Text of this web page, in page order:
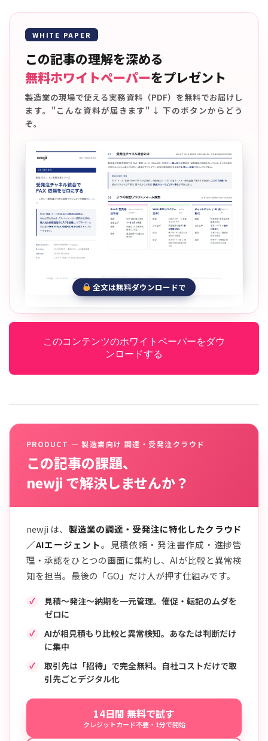
WHITE PAPER
この記事の理解を深める
無料ホワイトペーパーをプレゼント
製造業の現場で使える実務資料（PDF）を無料でお届けし
ます。"こんな資料が届きます" ↓ 下のボタンからどう
ぞ。
全文は無料ダウンロードで
このコンテンツのホワイトペーパーをダウ
ンロードする
PRODUCT — 製造業向け 調達・受発注クラウド
この記事の課題、
newji で解決しませんか？
newji は、 製造業の調達・受発注に特化したクラウド
／AIエージェント。見積依頼・発注書作成・進捗管
理・承認をひとつの画面に集約し、AIが比較と異常検
知を担当。最後の「GO」だけ人が押す仕組みです。
見積〜発注〜納期を一元管理。催促・転記のムダを
ゼロに
AIが相見積もり比較と異常検知。あなたは判断だけ
に集中
取引先は「招待」で完全無料。自社コストだけで取
引先ごとデジタル化
14日間 無料で試す
クレジットカード不要・1分で開始